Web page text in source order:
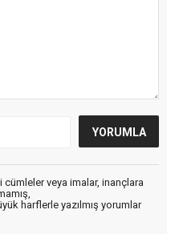
veya imalar, inançlara
harflerle yazılmış yorumlar